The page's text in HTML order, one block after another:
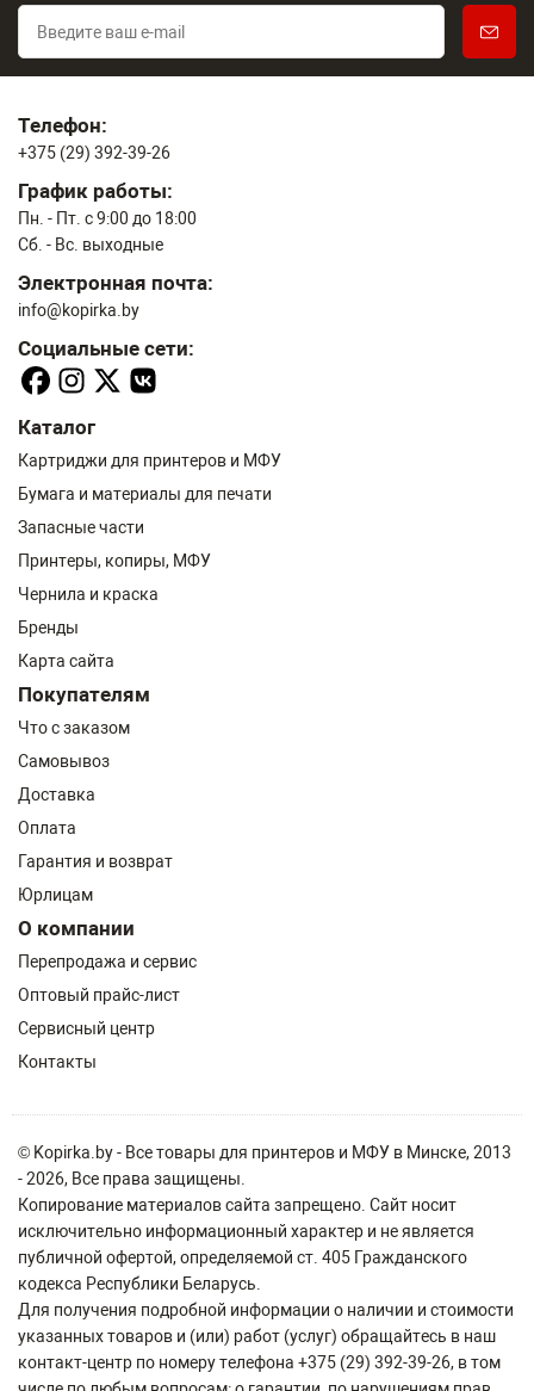
Телефон:
+375 (29) 392-39-26
График работы:
Пн. - Пт. с 9:00 до 18:00
Сб. - Вс. выходные
Электронная почта:
info@kopirka.by
Социальные сети:
Каталог
Картриджи для принтеров и МФУ
Бумага и материалы для печати
Запасные части
Принтеры, копиры, МФУ
Чернила и краска
Бренды
Карта сайта
Покупателям
Что с заказом
Самовывоз
Доставка
Оплата
Гарантия и возврат
Юрлицам
О компании
Перепродажа и сервис
Оптовый прайс-лист
Сервисный центр
Контакты
© Kopirka.by - Все товары для принтеров и МФУ в Минске, 2013
- 2026, Все права защищены.
Копирование материалов сайта запрещено. Сайт носит
исключительно информационный характер и не является
публичной офертой, определяемой ст. 405 Гражданского
кодекса Республики Беларусь.
Для получения подробной информации о наличии и стоимости
указанных товаров и (или) работ (услуг) обращайтесь в наш
контакт-центр по номеру телефона +375 (29) 392-39-26, в том